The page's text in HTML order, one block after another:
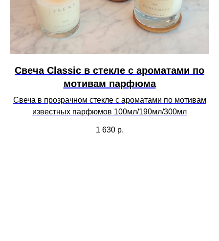
Свеча Сlassic в стекле с ароматами по
мотивам парфюма
Свеча в прозрачном стекле с ароматами по мотивам
известных парфюмов 100мл/190мл/300мл
1 630 р.